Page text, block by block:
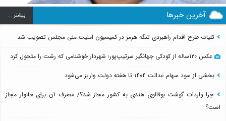
آخرین خبرها بيشتر ...
کلیات طرح اقدام راهبردی تنگه هرمز در کمیسیون امنیت ملی مجلس تصویب شد
عکس ۱۲۰ساله از کودکی جهانگیر سرتیپ‌پور؛ شهردار خوشنامی که رشت را متحول کرد
بخشی از سود سهام عدالت ۱۴۰۴ تا هفته دولت واریز می‌شود
چرا واردات گوشت بوفالوی هندی به کشور مجاز شد؟/ مصرف آن برای خانوار مجاز
است؟